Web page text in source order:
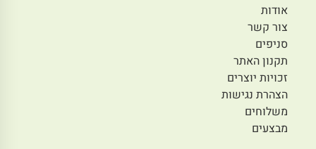
אודות
צור קשר
סניפים
תקנון האתר
זכויות יוצרים
הצהרת נגישות
משלוחים
מבצעים